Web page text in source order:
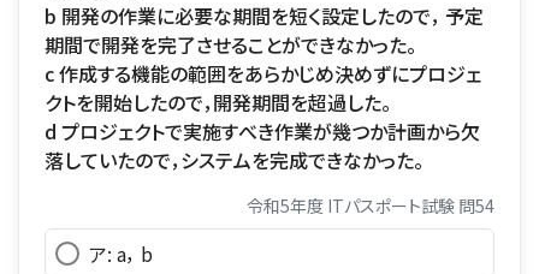
b 開発の作業に必要な期間を短く設定したので， 予定
期間で開発を完了させることができなかった。
c 作成する機能の範囲をあらかじめ決めずにプロジェ
クトを開始したので，開発期間を超過した。
d プロジェクトで実施すべき作業が幾つか計画から欠
落していたので，システムを完成できなかった。
令和5年度 ITパスポート試験 問54
ア: a， b